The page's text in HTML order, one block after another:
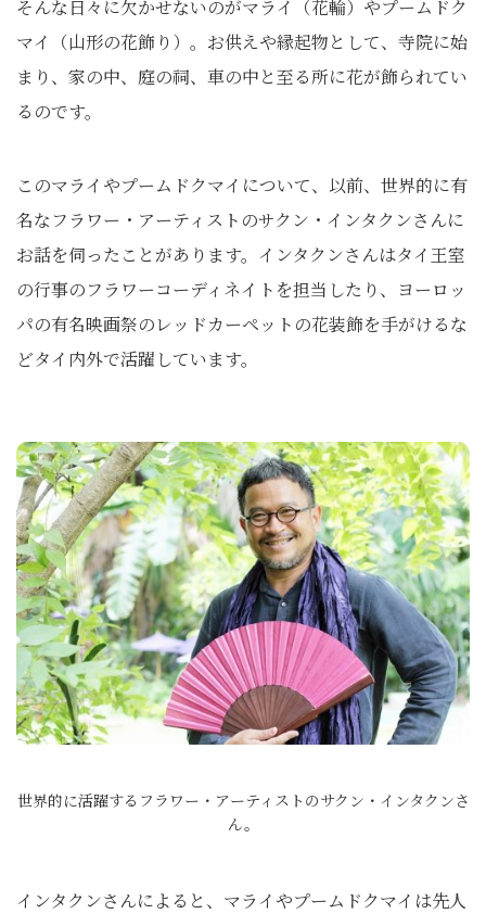
そんな日々に欠かせないのがマライ（花輪）やプームドク
マイ（山形の花飾り）。お供えや縁起物として、寺院に始
まり、家の中、庭の祠、車の中と至る所に花が飾られてい
るのです。
このマライやプームドクマイについて、以前、世界的に有
名なフラワー・アーティストのサクン・インタクンさんに
お話を伺ったことがあります。インタクンさんはタイ王室
の行事のフラワーコーディネイトを担当したり、ヨーロッ
パの有名映画祭のレッドカーペットの花装飾を手がけるな
どタイ内外で活躍しています。
世界的に活躍するフラワー・アーティストのサクン・インタクンさ
ん。
インタクンさんによると、マライやプームドクマイは先人